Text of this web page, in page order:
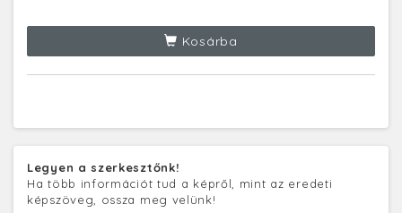
Kosárba
Legyen a szerkesztőnk!
Ha több információt tud a képről, mint az eredeti
képszöveg, ossza meg velünk!